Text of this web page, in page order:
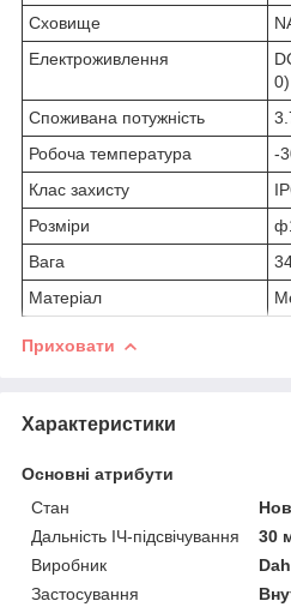
Сховище
Електроживлення
0)
Споживана потужність
Робоча температура
-
Клас захисту
Розміри
Вага
Матеріал
Приховати
Характеристики
Основні атрибути
Стан
Дальність ІЧ-підсвічування
30
Виробник
Застосування